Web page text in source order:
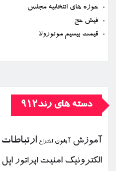
حوزه های انتخابیه مجلس
فیش حج
قیمت بیسیم موتورولا
دسته های رند912
آموزش آیفون اختراع ارتباطات
الكترونیك امنیت اپراتور اپل